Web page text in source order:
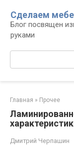
контенту
Сделаем
Блог посвящен
руками
Главная » Прочее
Дмитрий Черпашин